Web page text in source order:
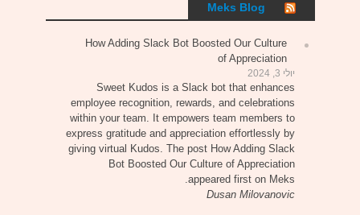
Meks Blog
How Adding Slack Bot Boosted Our Culture
of Appreciation
יולי 3, 2024
Sweet Kudos is a Slack bot that enhances
employee recognition, rewards, and celebrations
within your team. It empowers team members to
express gratitude and appreciation effortlessly by
giving virtual Kudos. The post How Adding Slack
Bot Boosted Our Culture of Appreciation
appeared first on Meks.
Dusan Milovanovic